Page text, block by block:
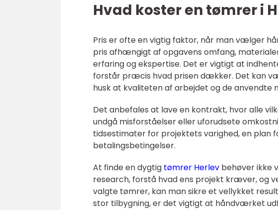
Hvad koster en tømrer i
Pris er ofte en vigtig faktor, når man vælger
pris afhængigt af opgavens omfang,
erfaring og ekspertise. Det er vigtigt at
forstår præcis hvad prisen dækker. Det kan
husk at kvaliteten af arbejdet og de anvendte
Det anbefales at lave en kontrakt, hvor alle
undgå misforståelser eller uforudsete
tidsestimater for projektets varighed, en plan
betalingsbetingelser.
At finde en dygtig tømrer Herlev behøver ikke
research, forstå hvad ens projekt kræver, og
valgte tømrer, kan man sikre et vellykket
stor tilbygning, er det vigtigt at håndværket